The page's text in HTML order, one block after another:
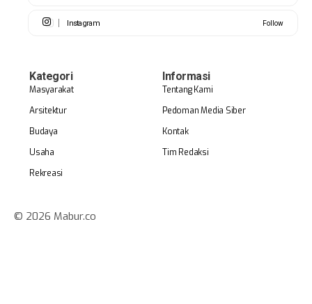
Instagram Follow
Kategori
Masyarakat
Arsitektur
Budaya
Usaha
Rekreasi
Informasi
Tentang Kami
Pedoman Media Siber
Kontak
Tim Redaksi
© 2026 Mabur.co